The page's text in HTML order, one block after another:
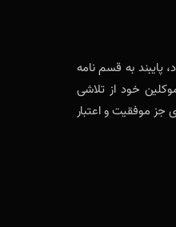
پایبند به قسم نامه
خود از تلاشی
جز موفقیت و اعتبار